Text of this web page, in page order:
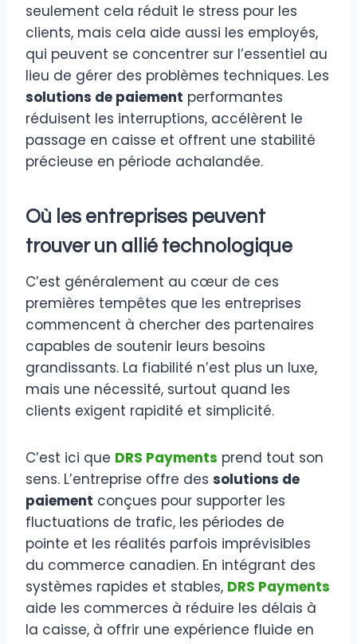
seulement cela réduit le stress pour les
clients, mais cela aide aussi les employés,
qui peuvent se concentrer sur l’essentiel au
lieu de gérer des problèmes techniques. Les
solutions de paiement performantes
réduisent les interruptions, accélèrent le
passage en caisse et offrent une stabilité
précieuse en période achalandée.
Où les entreprises peuvent
trouver un allié technologique
C’est généralement au cœur de ces
premières tempêtes que les entreprises
commencent à chercher des partenaires
capables de soutenir leurs besoins
grandissants. La fiabilité n’est plus un luxe,
mais une nécessité, surtout quand les
clients exigent rapidité et simplicité.
C’est ici que DRS Payments prend tout son
sens. L’entreprise offre des solutions de
paiement conçues pour supporter les
fluctuations de trafic, les périodes de
pointe et les réalités parfois imprévisibles
du commerce canadien. En intégrant des
systèmes rapides et stables, DRS Payments
aide les commerces à réduire les délais à
la caisse, à offrir une expérience fluide en